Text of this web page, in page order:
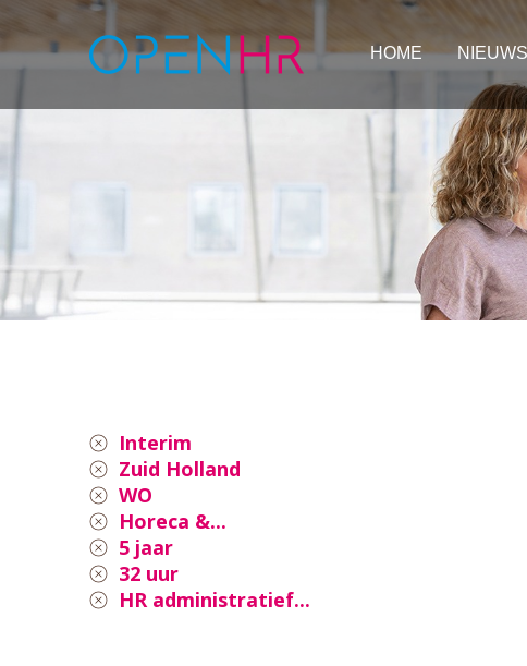
HOME NIEUWS
Interim
Zuid Holland
WO
Horeca &...
5 jaar
32 uur
HR administratief...